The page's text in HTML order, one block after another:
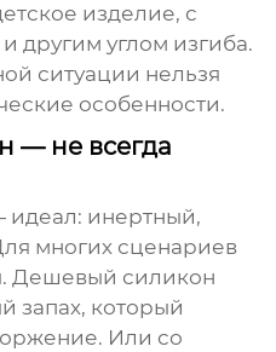
изделие, с
другим углом изгиба.
ситуации нельзя
особенности.
— не всегда
идеал: инертный,
многих сценариев
Дешевый силикон
запах, который
Или со